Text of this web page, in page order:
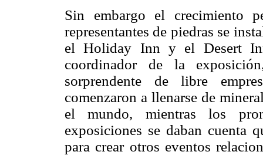
Sin embargo el crecimiento
representantes de piedras se
el Holiday Inn y el Desert
coordinador de la
sorprendente de libre
comenzaron a llenarse de
el mundo, mientras los
exposiciones se daban cuenta
para crear otros eventos